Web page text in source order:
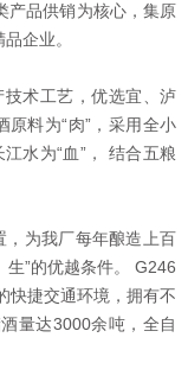
产品供销为核心，集原
企业。
术工艺，优选宜、泸
料为“肉”，采用全小
水为“血”， 结合五粮
，为我厂每年酿造上百
”的优越条件。 G246
快捷交通环境，拥有不
量达3000余吨，全自